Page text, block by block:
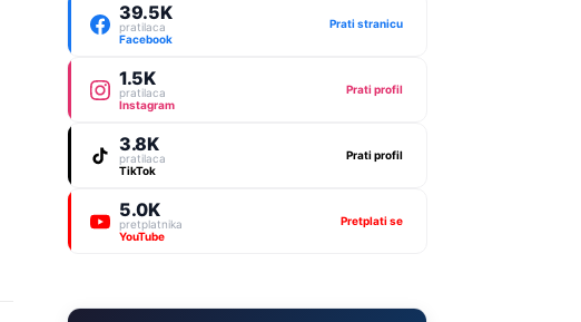
39.5K
pratilaca
Facebook
Prati stranicu
1.5K
pratilaca
Instagram
Prati profil
3.8K
pratilaca
TikTok
Prati profil
5.0K
pretplatnika
YouTube
Pretplati se